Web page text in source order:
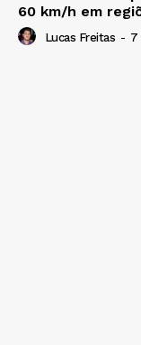
60 km/h em
Lucas Freitas - 7